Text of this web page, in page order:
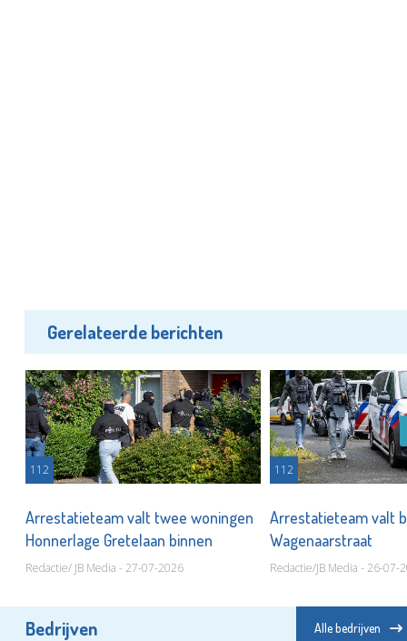
Gerelateerde berichten
112
Arrestatieteam valt twee woningen
Honnerlage Gretelaan binnen
Redactie/ JB Media - 27-07-2026
112
Arrestatieteam valt
Wagenaarstraat
Redactie/JB Media - 26-07-
Bedrijven Alle bedrijven